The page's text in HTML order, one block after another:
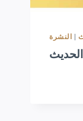
| النشرة